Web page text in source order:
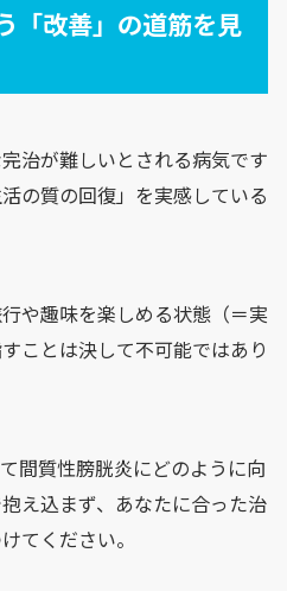
「改善」の道筋を見
治が難しいとされる病気です
の質の回復」を実感している
や趣味を楽しめる状態（＝実
ことは決して不可能ではあり
間質性膀胱炎にどのように向
え込まず、あなたに合った治
てください。